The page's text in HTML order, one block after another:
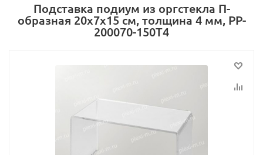
Подставка подиум из оргстекла П-
образная 20х7х15 см, толщина 4 мм, PP-
200070-150T4